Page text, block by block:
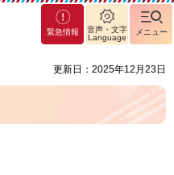
緊急情報
音声・文字
Language
メニュー
更新日：2025年12月23日